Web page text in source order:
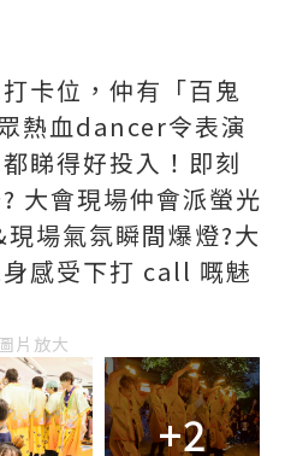
卡位，仲有「百鬼
熱血dancer令表演
睇得好投入！即刻
大會現場仲會派螢光
場氣氛瞬間爆燈?大
感受下打 call 嘅魅
片放大
+2